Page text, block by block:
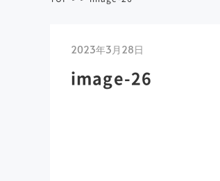
2023年3月28日
image-26